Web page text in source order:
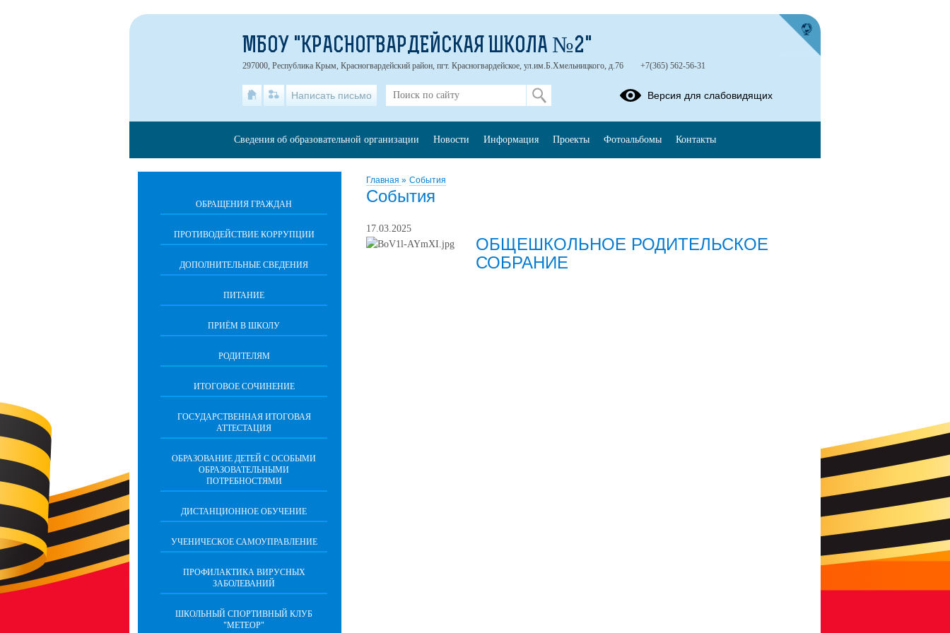
Главная » События
События
17.03.2025
ОБЩЕШКОЛЬНОЕ РОДИТЕЛЬСКОЕ
СОБРАНИЕ
ОБРАЩЕНИЯ ГРАЖДАН
ПРОТИВОДЕЙСТВИЕ КОРРУПЦИИ
ДОПОЛНИТЕЛЬНЫЕ СВЕДЕНИЯ
ПИТАНИЕ
ПРИЁМ В ШКОЛУ
РОДИТЕЛЯМ
ИТОГОВОЕ СОЧИНЕНИЕ
ГОСУДАРСТВЕННАЯ ИТОГОВАЯ
АТТЕСТАЦИЯ
ОБРАЗОВАНИЕ ДЕТЕЙ С ОСОБЫМИ
ОБРАЗОВАТЕЛЬНЫМИ
ПОТРЕБНОСТЯМИ
ДИСТАНЦИОННОЕ ОБУЧЕНИЕ
УЧЕНИЧЕСКОЕ САМОУПРАВЛЕНИЕ
ПРОФИЛАКТИКА ВИРУСНЫХ
ЗАБОЛЕВАНИЙ
ШКОЛЬНЫЙ СПОРТИВНЫЙ КЛУБ
"МЕТЕОР"
МБОУ "КРАСНОГВАРДЕЙСКАЯ ШКОЛА №2"
297000, Республика Крым, Красногвардейский район, пгт. Красногвардейское, ул.им.Б.Хмельницкого, д.76 +7(365) 562-56-31
Написать письмо Версия для слабовидящих
Сведения об образовательной организации Новости Информация Проекты Фотоальбомы Контакты